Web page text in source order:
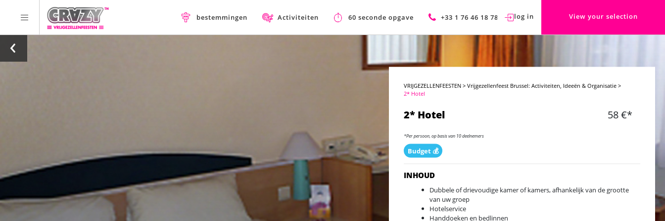
bestemmingen Activiteiten 60 seconde opgave +33 1 76 46 18 78 log in View your selection
VRIJGEZELLENFEESTEN >Vrijgezellenfeest Brussel: Activiteiten, Ideeën & Organisatie >
2* Hotel
2* Hotel 58 €*
*Per persoon, op basis van 10 deelnemers
Budget 💰
INHOUD
Dubbele of drievoudige kamer of kamers, afhankelijk van de grootte
van uw groep
Hotelservice
Handdoeken en bedlinnen